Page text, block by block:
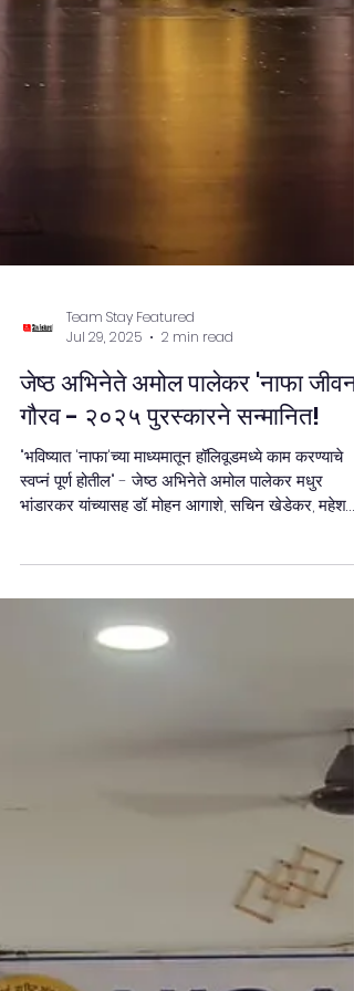
Team Stay Featured
2 min read
जेष्ठ अभिनेते अमोल पालेकर 'नाफा जीवन
गौरव - २०२५ पुरस्कारने सन्मानित!
"भविष्यात 'नाफा'च्या माध्यमातून हॉलिवूडमध्ये काम करण्याचे
भांडारकर यांच्यासह डॉ. मोहन आगाशे, सचिन खेडेकर, महेश
गुप्ते, आदिनाथ कोठारे, वैदेही परशुरामी यांचाही 'नाफा फिल्म
अवार्ड नाईट'मध्ये विशेष गौरव!